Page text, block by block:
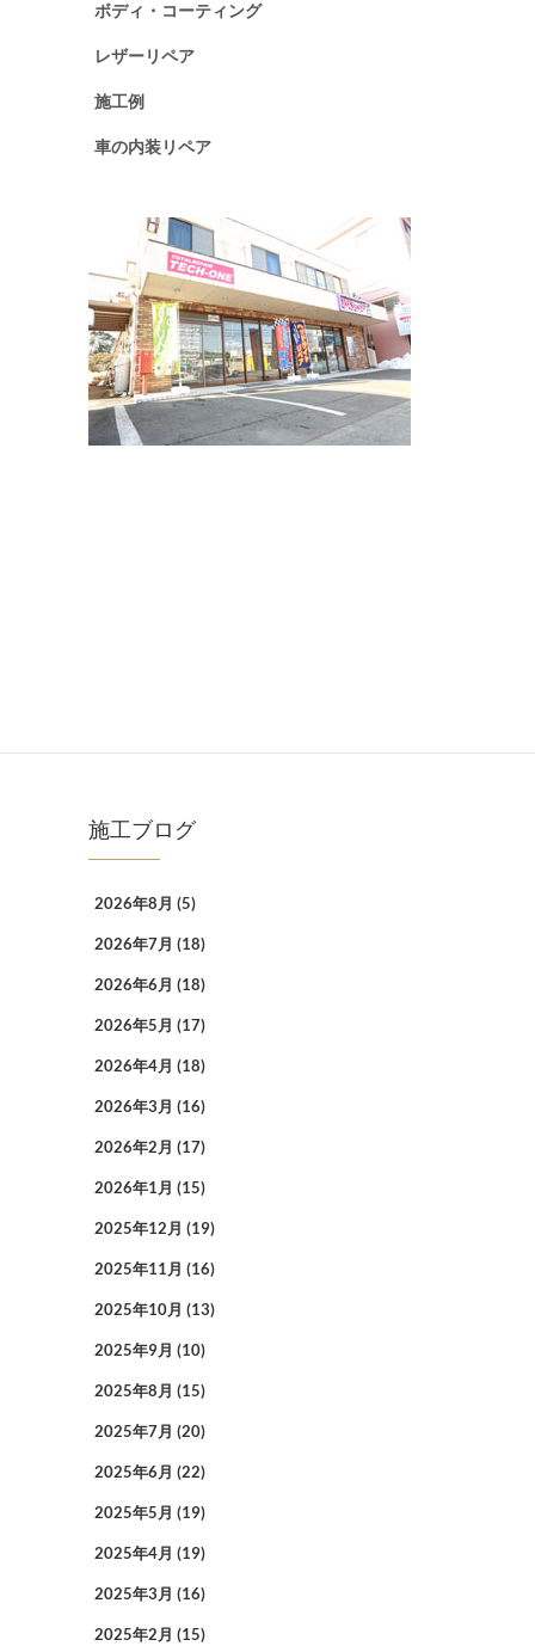
ボディ・コーティング
レザーリペア
施工例
車の内装リペア
施工ブログ
2026年8月 (5)
2026年7月 (18)
2026年6月 (18)
2026年5月 (17)
2026年4月 (18)
2026年3月 (16)
2026年2月 (17)
2026年1月 (15)
2025年12月 (19)
2025年11月 (16)
2025年10月 (13)
2025年9月 (10)
2025年8月 (15)
2025年7月 (20)
2025年6月 (22)
2025年5月 (19)
2025年4月 (19)
2025年3月 (16)
2025年2月 (15)